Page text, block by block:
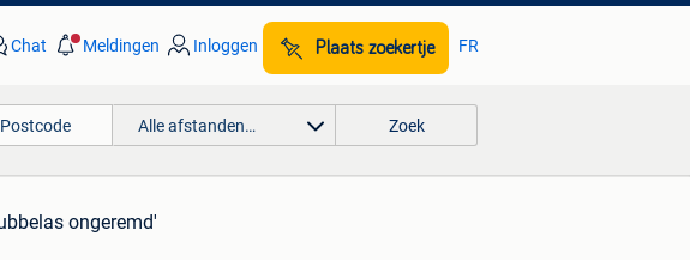
Chat Meldingen Inloggen Plaats zoekertje FR
Alle afstanden… Zoek
ongeremd'